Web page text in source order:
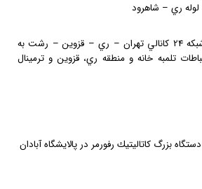
لوله ري – شاهرود
راه اندازي شبكه 24 كانالي تهران – ري – قزوين – رشت به
تلمبه خانه و منطقه ري، قزوين و ترمينال
دستگاه بزرگ كاتاليتيك رفورمر در پالايشگاه آبادان